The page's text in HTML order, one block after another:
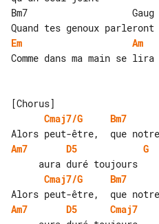
Bm7                   Gaug
Em
Am
Comme dans ma main se
Cmaj7/G
Bm7
Am7
D5 G
Cmaj7/G
Bm7
Am7
D5
Cmaj7